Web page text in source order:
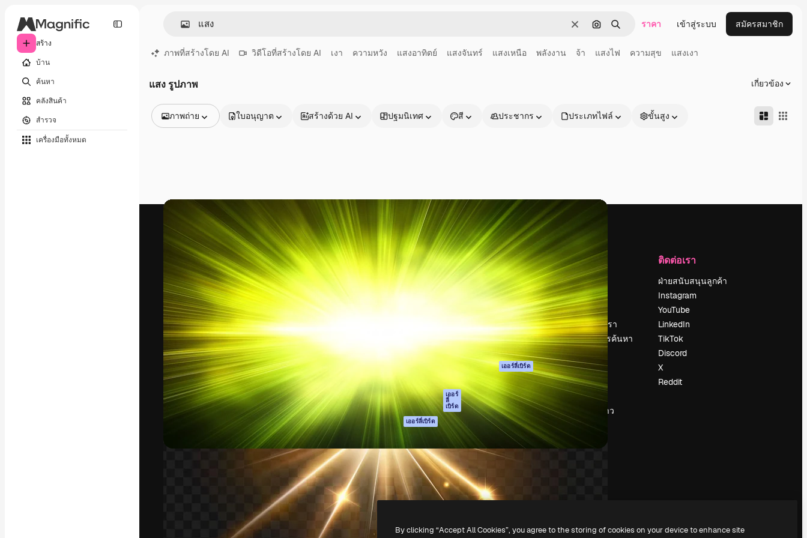
สร้าง
บ้าน
ค้นหา
คลังสินค้า
สำรวจ
เครื่องมือทั้งหมด
ชัดเจนค้นหาตามรูปภาพ
ค้นหา ราคา เข้าสู่ระบบ สมัครสมาชิก
ภาพที่สร้างโดย AI วิดีโอที่สร้างโดย AI เงา ความหวัง แสงอาทิตย์ แสงจันทร์ แสงเหนือ พลังงาน จ้า แสงไฟ ความสุข แสงเงา
แสง รูปภาพ เกี่ยวข้อง
ภาพถ่าย
วิดีโอ
โมชั่นกราฟิก
เทมเพลตวิดีโอ
แบบจำลอง 3 มิติ
ใบอนุญาต สร้างด้วย AI ปฐมนิเทศ สี ประชากร ประเภทไฟล์ ขั้นสูง
แพลตฟอร์มสร้างสรรค์เพื่อผลักดันผลงานที่ดี
ที่สุดของคุณ ผู้ใช้งานกว่า 1 ล้านราย
ครอบคลุมทั้งครีเอทีฟ, บริษัท, เอเจนซี และสตูดิ
โอ
ภาษาไทย
ผลิตภัณฑ์
Spaces
ผู้ช่วย AI
เครื่องมือสร้าง
เครื่องมือสร้างวิดีโอ
ด้วย AI
เครื่องกำเนิดเสียง AI
สต็อกเนื้อหา
MCP สำหรับ
Claude/ChatGPT
เออร์
ลี่
เบิร์ด
Agents เออร์ลี่เบิร์ด
เอพีไอ
แอปมือถือ
เครื่องมือ Magnific
ทั้งหมด
เริ่มต้นใช้งาน
Academy
เอกสาร
การสนับสนุน
เงื่อนไขการใช้งาน
นโยบายความเป็น
ต้นฉบับ เออร์ลี่เบิร์ด
ศูนย์ความน่าเชื่อถือ
พันธมิตร
ธุรกิจ
บริษัท
ราคา
เกี่ยวกับเรา
รีวิว
ร่วมงานกับเรา
แนวโน้มการค้นหา
บล็อก
กิจกรรม
Slidesgo
ขายเนื้อหา
ห้องแถลงข่าว
กำลังมองหา
ติดต่อเรา
ฝ่ายสนับสนุนลูกค้า
Instagram
YouTube
LinkedIn
TikTok
Discord
X
Reddit
Copyright © 2010-2026 Freepik Company S.L.U. สงวนลิขสิทธิ์
By clicking “Accept All Cookies”, you agree to the storing of cookies on your device to enhance site